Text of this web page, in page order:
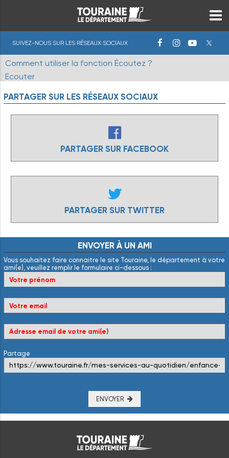
SUIVEZ-NOUS SUR LES RÉSEAUX SOCIAUX
Comment utiliser la fonction Écoutez ?
Ecouter
PARTAGER SUR LES RÉSEAUX SOCIAUX
PARTAGER SUR FACEBOOK
PARTAGER SUR TWITTER
ENVOYER À UN AMI
Vous souhaitez faire connaitre le site Touraine, le département à votre
ami(e), veuillez remplir le formulaire ci-dessous :
Partage
ENVOYER